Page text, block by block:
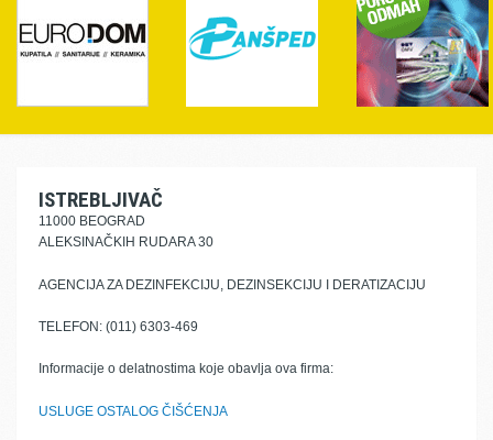
ISTREBLJIVAČ
11000 BEOGRAD
ALEKSINAČKIH RUDARA 30
AGENCIJA ZA DEZINFEKCIJU, DEZINSEKCIJU I DERATIZACIJU
TELEFON: (011) 6303-469
Informacije o delatnostima koje obavlja ova firma:
USLUGE OSTALOG ČIŠĆENJA